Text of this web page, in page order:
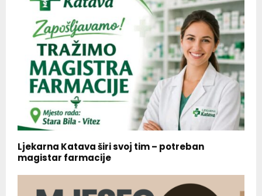
Ljekarna Katava širi svoj tim – potreban
magistar farmacije